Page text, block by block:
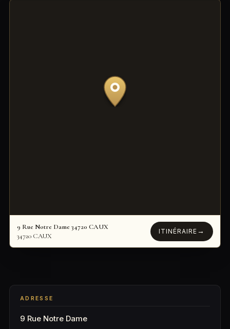
9 Rue Notre Dame 34720 CAUX
34720 CAUX
ITINÉRAIRE →
ADRESSE
9 Rue Notre Dame